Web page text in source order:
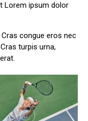
Lorem ipsum dolor
congue eros nec
turpis urna,